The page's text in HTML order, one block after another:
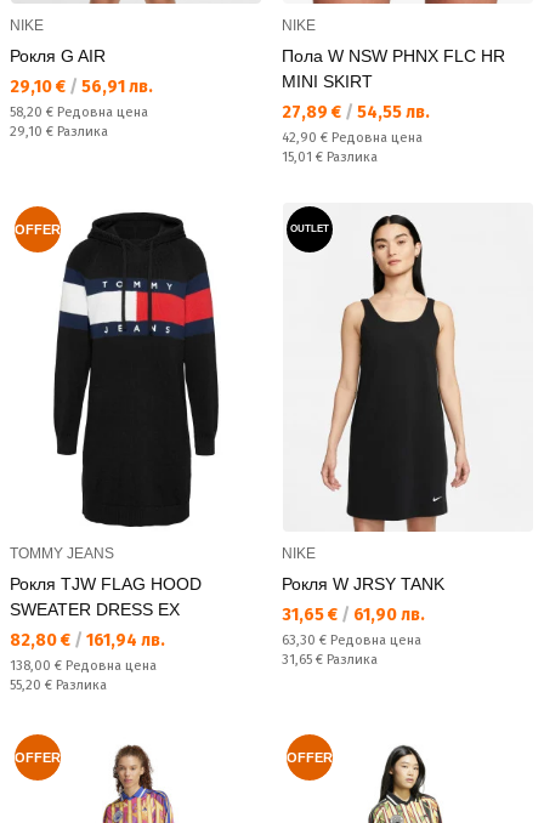
NIKE
Рокля G AIR
Текуща цена:
29,10 € / 56,91 лв.
Редовна цена:
58,20 € Редовна цена
Спестявате:
29,10 € Разлика
NIKE
Пола W NSW PHNX FLC HR
MINI SKIRT
Текуща цена:
27,89 € / 54,55 лв.
Редовна цена:
42,90 € Редовна цена
Спестявате:
15,01 € Разлика
OFFER
TOMMY JEANS
Рокля TJW FLAG HOOD
SWEATER DRESS EX
Текуща цена:
82,80 € / 161,94 лв.
Редовна цена:
138,00 € Редовна цена
Спестявате:
55,20 € Разлика
OUTLET
NIKE
Рокля W JRSY TANK
Текуща цена:
31,65 € / 61,90 лв.
Редовна цена:
63,30 € Редовна цена
Спестявате:
31,65 € Разлика
OFFER OFFER